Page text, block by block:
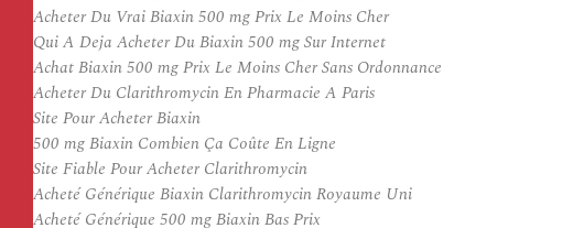
Acheter Du Vrai Biaxin 500 mg Prix Le Moins Cher
Qui A Deja Acheter Du Biaxin 500 mg Sur Internet
Achat Biaxin 500 mg Prix Le Moins Cher Sans Ordonnance
Acheter Du Clarithromycin En Pharmacie A Paris
Site Pour Acheter Biaxin
500 mg Biaxin Combien Ça Coûte En Ligne
Site Fiable Pour Acheter Clarithromycin
Acheté Générique Biaxin Clarithromycin Royaume Uni
Acheté Générique 500 mg Biaxin Bas Prix